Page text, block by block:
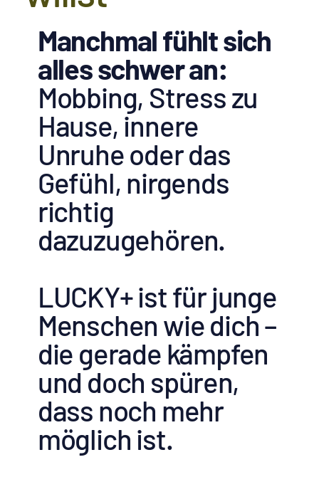
Manchmal fühlt sich
alles schwer an:
Mobbing, Stress zu
Hause, innere
Unruhe oder das
Gefühl, nirgends
richtig
dazuzugehören.
LUCKY+ ist für junge
Menschen wie dich –
die gerade kämpfen
und doch spüren,
dass noch mehr
möglich ist.